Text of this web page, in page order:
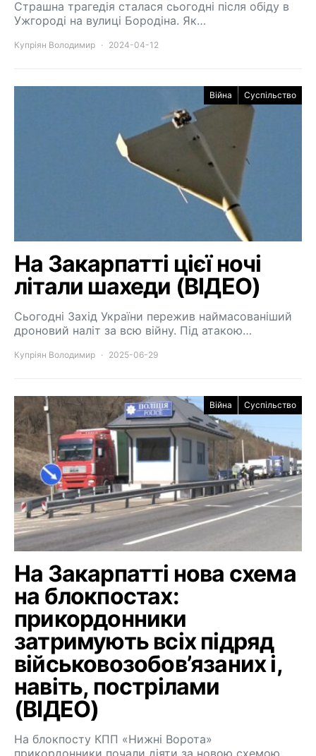
Страшна трагедія сталася сьогодні після обіду в
Ужгороді на вулиці Бородіна. Як…
Купріян Володимир 2024-04-12
Війна Суспільство
На Закарпатті цієї ночі
літали шахеди (ВІДЕО)
Сьогодні Захід України пережив наймасованіший
дроновий наліт за всю війну. Під атакою…
Купріян Володимир 2025-06-29
Війна Суспільство
На Закарпатті нова схема
на блокпостах:
прикордонники
затримують всіх підряд
військовозобов’язаних і,
навіть, пострілами
(ВІДЕО)
На блокпосту КПП «Нижні Ворота»